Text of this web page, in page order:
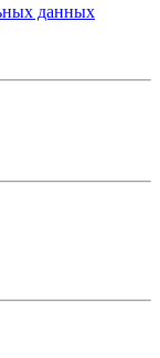
данных